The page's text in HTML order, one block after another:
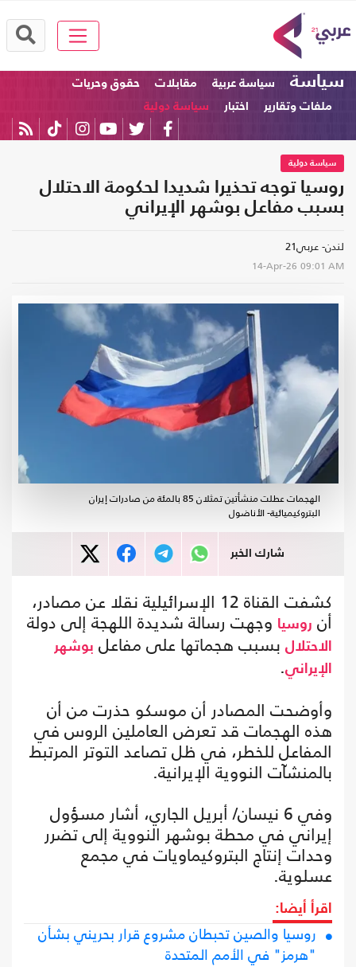
سياسة سياسة عربية مقابلات
حقوق وحريات
ملفات وتقارير
اختبار سياسة دولية
سياسة دولية
روسيا توجه تحذيرا شديدا لحكومة الاحتلال
بسبب مفاعل بوشهر الإيراني
لندن- عربي21
14-Apr-26 09:01 AM
الهجمات عطلت منشأتين تمثلان 85 بالمئة من صادرات إيران
البتروكيميائية- الأناضول
شارك الخبر
كشفت القناة 12 الإسرائيلية نقلا عن مصادر،
أن روسيا وجهت رسالة شديدة اللهجة إلى دولة
الاحتلال بسبب هجماتها على مفاعل بوشهر
الإيراني.
وأوضحت المصادر أن موسكو حذرت من أن
هذه الهجمات قد تعرض العاملين الروس في
المفاعل للخطر، في ظل تصاعد التوتر المرتبط
بالمنشآت النووية الإيرانية.
وفي 6 نيسان/ أبريل الجاري، أشار مسؤول
إيراني في محطة بوشهر النووية إلى تضرر
وحدات إنتاج البتروكيماويات في مجمع
عسلوية.
اقرأ أيضا:
روسيا والصين تحبطان مشروع قرار بحريني بشأن
"هرمز" في الأمم المتحدة